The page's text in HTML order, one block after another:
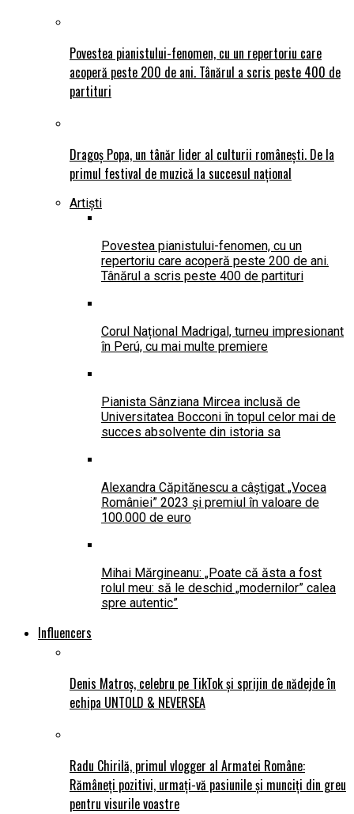
Povestea pianistului-fenomen, cu un repertoriu care
acoperă peste 200 de ani. Tânărul a scris peste 400 de
partituri
Dragoș Popa, un tânăr lider al culturii românești. De la
primul festival de muzică la succesul național
Artiști
Povestea pianistului-fenomen, cu un
repertoriu care acoperă peste 200 de ani.
Tânărul a scris peste 400 de partituri
Corul Național Madrigal, turneu impresionant
în Perú, cu mai multe premiere
Pianista Sânziana Mircea inclusă de
Universitatea Bocconi în topul celor mai de
succes absolvente din istoria sa
Alexandra Căpitănescu a câștigat „Vocea
României” 2023 și premiul în valoare de
100.000 de euro
Mihai Mărgineanu: „Poate că ăsta a fost
rolul meu: să le deschid „modernilor” calea
spre autentic”
Influencers
Denis Matroș, celebru pe TikTok și sprijin de nădejde în
echipa UNTOLD & NEVERSEA
Radu Chirilă, primul vlogger al Armatei Române:
Rămâneți pozitivi, urmați-vă pasiunile și munciți din greu
pentru visurile voastre